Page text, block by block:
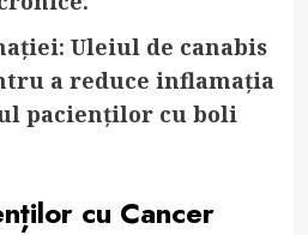
: Uleiul de canabis
a reduce inflamația
pacienților cu boli
cu Cancer